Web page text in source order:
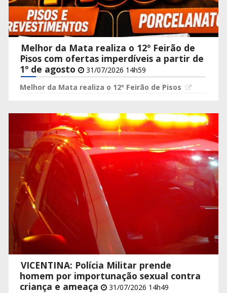
Melhor da Mata realiza o 12º Feirão de
Pisos com ofertas imperdíveis a partir de
1º de agosto
31/07/2026 14h59
Melhor da Mata realiza o 12º Feirão de Pisos
VICENTINA: Polícia Militar prende
homem por importunação sexual contra
criança e ameaça
31/07/2026 14h49